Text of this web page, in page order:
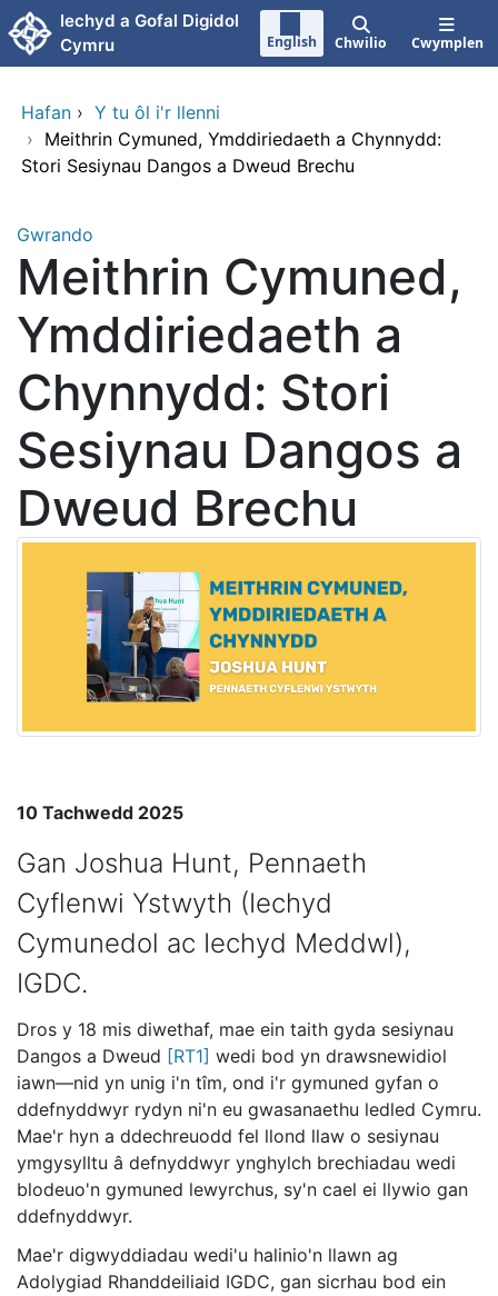
Neidio i'r prif gynnwy
Iechyd a Gofal Digidol
Cymru
English Chwilio Cwymplen
Hafan › Y tu ôl i'r llenni
› Meithrin Cymuned, Ymddiriedaeth a Chynnydd:
Stori Sesiynau Dangos a Dweud Brechu
Gwrando
Meithrin Cymuned,
Ymddiriedaeth a
Chynnydd: Stori
Sesiynau Dangos a
Dweud Brechu
10 Tachwedd 2025
Gan Joshua Hunt, Pennaeth
Cyflenwi Ystwyth (Iechyd
Cymunedol ac Iechyd Meddwl),
IGDC.
Dros y 18 mis diwethaf, mae ein taith gyda sesiynau
Dangos a Dweud [RT1] wedi bod yn drawsnewidiol
iawn—nid yn unig i'n tîm, ond i'r gymuned gyfan o
ddefnyddwyr rydyn ni'n eu gwasanaethu ledled Cymru.
Mae'r hyn a ddechreuodd fel llond llaw o sesiynau
ymgysylltu â defnyddwyr ynghylch brechiadau wedi
blodeuo'n gymuned lewyrchus, sy'n cael ei llywio gan
ddefnyddwyr.
Mae'r digwyddiadau wedi'u halinio'n llawn ag
Adolygiad Rhanddeiliaid IGDC, gan sicrhau bod ein